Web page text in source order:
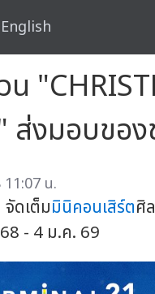
English
ส่งมอบขอ
น.
ดเต็มมินิคอนเสิร์ตศิ
- 4 ม.ค. 69